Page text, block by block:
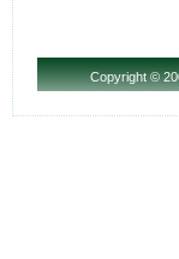
Copyright©